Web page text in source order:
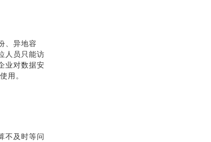
、异地容
人员只能访
业对数据安
用。
不及时等问